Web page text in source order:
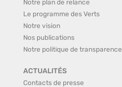
Notre plan de relance
Le programme des Verts
Notre vision
Nos publications
Notre politique de transparence
ACTUALITÉS
Contacts de presse